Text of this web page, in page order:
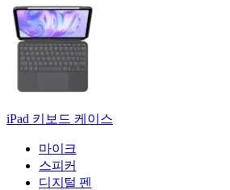
iPad 키보드 케이스
마이크
스피커
디지털 펜